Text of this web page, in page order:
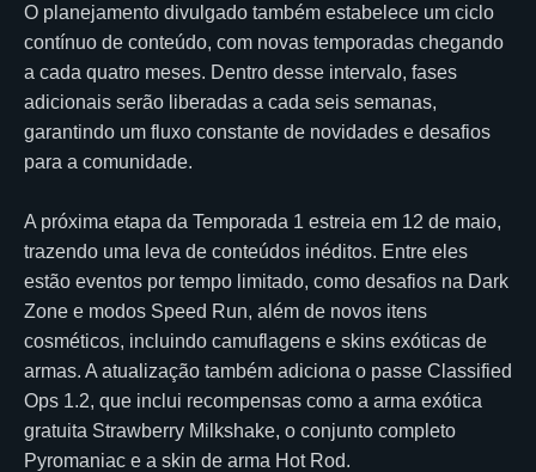
O planejamento divulgado também estabelece um ciclo
contínuo de conteúdo, com novas temporadas chegando
a cada quatro meses. Dentro desse intervalo, fases
adicionais serão liberadas a cada seis semanas,
garantindo um fluxo constante de novidades e desafios
para a comunidade.
A próxima etapa da Temporada 1 estreia em 12 de maio,
trazendo uma leva de conteúdos inéditos. Entre eles
estão eventos por tempo limitado, como desafios na Dark
Zone e modos Speed Run, além de novos itens
cosméticos, incluindo camuflagens e skins exóticas de
armas. A atualização também adiciona o passe Classified
Ops 1.2, que inclui recompensas como a arma exótica
gratuita Strawberry Milkshake, o conjunto completo
Pyromaniac e a skin de arma Hot Rod.